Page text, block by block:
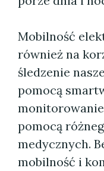
Mobilność
również na
śledzenie
pomocą
pomocą
medycznych.
mobilność i